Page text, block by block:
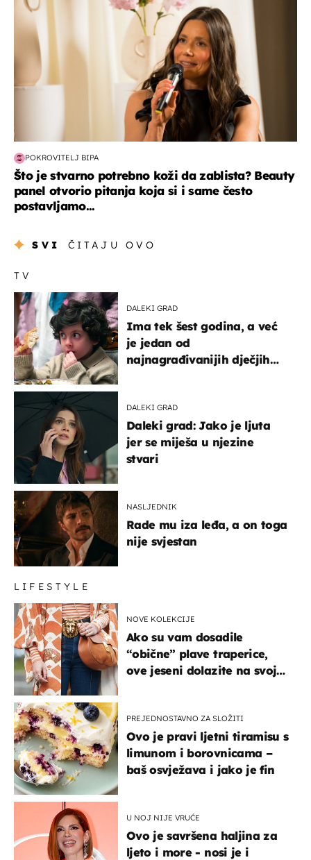
POKROVITELJ BIPA
Što je stvarno potrebno koži da zablista? Beauty
panel otvorio pitanja koja si i same često
postavljamo...
SVI ČITAJU OVO
TV
DALEKI GRAD
Ima tek šest godina, a već
je jedan od
najnagrađivanijih dječjih
DALEKI GRAD
Daleki grad: Jako je ljuta
jer se miješa u njezine
stvari
NASLJEDNIK
Rade mu iza leđa, a on toga
nije svjestan
LIFESTYLE
NOVE KOLEKCIJE
Ako su vam dosadile
“obične” plave traperice,
ove jeseni dolazite na svoje
PREJEDNOSTAVNO ZA SLOŽITI
Ovo je pravi ljetni tiramisu s
limunom i borovnicama –
baš osvježava i jako je fin
U NOJ NIJE VRUĆE
Ovo je savršena haljina za
ljeto i more - nosi je i